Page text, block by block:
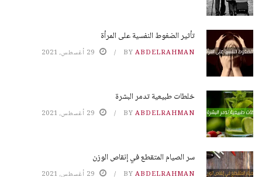
تأثير الضغوط النفسية على المرأة
BY ABDELRAHMAN 29 أغسطس، 2021
خلطات طبيعية تدمر البشرة
BY ABDELRAHMAN 29 أغسطس، 2021
سر الصيام المتقطع في إنقاص الوزن
BY ABDELRAHMAN 29 أغسطس، 2021